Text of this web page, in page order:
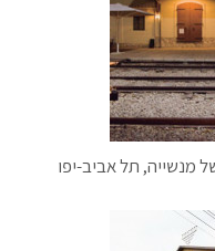
תל אביב-יפו